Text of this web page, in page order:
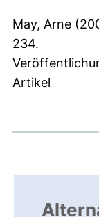
May, Arne
234.
Artikel